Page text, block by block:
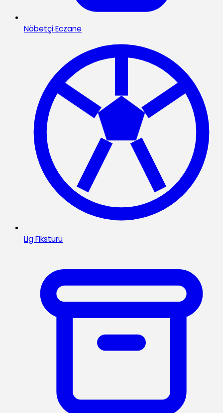
Nöbetçi Eczane
Lig Fikstürü